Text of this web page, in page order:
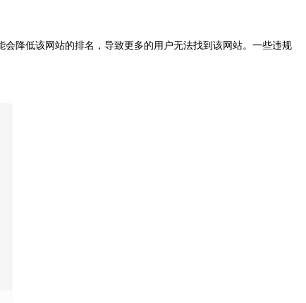
降低该网站的排名，导致更多的用户无法找到该网站。一些违规